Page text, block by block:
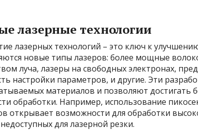
лазерные технологии
лазерных технологий – это ключ к
новые типы лазеров: более мощные
луча, лазеры на свободных электронах,
настройки параметров, и другие. Эти
материалов и позволяют достигать
обработки. Например, использование
открывает возможности для обработки
для лазерной резки.